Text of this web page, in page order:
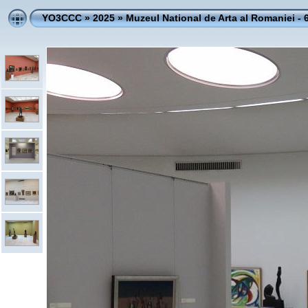
YO3CCC»2025»Muzeul National de Arta al Romaniei -